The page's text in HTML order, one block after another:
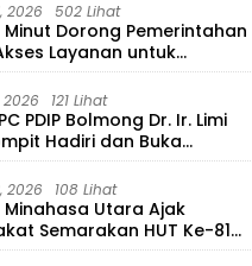
2026 502 Lihat
Minut Dorong Pemerintahan
Layanan untuk
2026 121 Lihat
PDIP Bolmong Dr. Ir. Limi
Hadiri dan Buka
Ranting Se-Kecamatan
2026 108 Lihat
Minahasa Utara Ajak
Semarakan HUT Ke-81
RI